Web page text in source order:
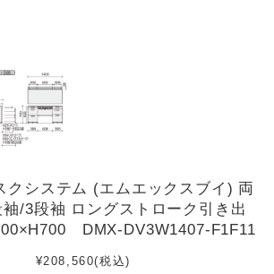
クシステム (エムエックスブイ) 両
/3段袖 ロングストローク引き出
DMX-DV3W1407-F1F11
¥208,560(税込)